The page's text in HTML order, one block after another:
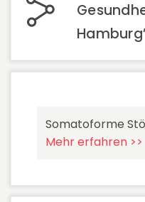
Somatoforme
Mehr erfahren >>